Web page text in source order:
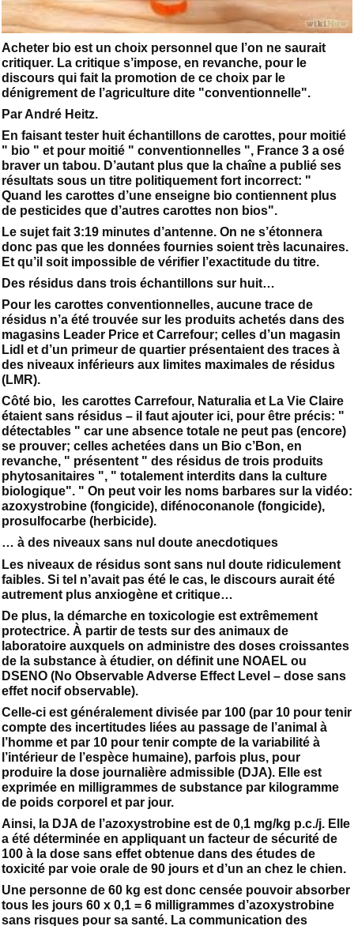
Acheter bio est un choix personnel que l’on ne saurait
critiquer. La critique s’impose, en revanche, pour le
discours qui fait la promotion de ce choix par le
dénigrement de l’agriculture dite "conventionnelle".
Par André Heitz.
En faisant tester huit échantillons de carottes, pour moitié
" bio " et pour moitié " conventionnelles ", France 3 a osé
braver un tabou. D’autant plus que la chaîne a publié ses
résultats sous un titre politiquement fort incorrect: "
Quand les carottes d’une enseigne bio contiennent plus
de pesticides que d’autres carottes non bios".
Le sujet fait 3:19 minutes d’antenne. On ne s’étonnera
donc pas que les données fournies soient très lacunaires.
Et qu’il soit impossible de vérifier l’exactitude du titre.
Des résidus dans trois échantillons sur huit…
Pour les carottes conventionnelles, aucune trace de
résidus n’a été trouvée sur les produits achetés dans des
magasins Leader Price et Carrefour; celles d’un magasin
Lidl et d’un primeur de quartier présentaient des traces à
des niveaux inférieurs aux limites maximales de résidus
(LMR).
Côté bio, les carottes Carrefour, Naturalia et La Vie Claire
étaient sans résidus – il faut ajouter ici, pour être précis: "
détectables " car une absence totale ne peut pas (encore)
se prouver; celles achetées dans un Bio c’Bon, en
revanche, " présentent " des résidus de trois produits
phytosanitaires ", " totalement interdits dans la culture
biologique". " On peut voir les noms barbares sur la vidéo:
azoxystrobine (fongicide), difénoconanole (fongicide),
prosulfocarbe (herbicide).
… à des niveaux sans nul doute anecdotiques
Les niveaux de résidus sont sans nul doute ridiculement
faibles. Si tel n’avait pas été le cas, le discours aurait été
autrement plus anxiogène et critique…
De plus, la démarche en toxicologie est extrêmement
protectrice. À partir de tests sur des animaux de
laboratoire auxquels on administre des doses croissantes
de la substance à étudier, on définit une NOAEL ou
DSENO (No Observable Adverse Effect Level – dose sans
effet nocif observable).
Celle-ci est généralement divisée par 100 (par 10 pour tenir
compte des incertitudes liées au passage de l’animal à
l’homme et par 10 pour tenir compte de la variabilité à
l’intérieur de l’espèce humaine), parfois plus, pour
produire la dose journalière admissible (DJA). Elle est
exprimée en milligrammes de substance par kilogramme
de poids corporel et par jour.
Ainsi, la DJA de l’azoxystrobine est de 0,1 mg/kg p.c./j. Elle
a été déterminée en appliquant un facteur de sécurité de
100 à la dose sans effet obtenue dans des études de
toxicité par voie orale de 90 jours et d’un an chez le chien.
Une personne de 60 kg est donc censée pouvoir absorber
tous les jours 60 x 0,1 = 6 milligrammes d’azoxystrobine
sans risques pour sa santé. La communication des